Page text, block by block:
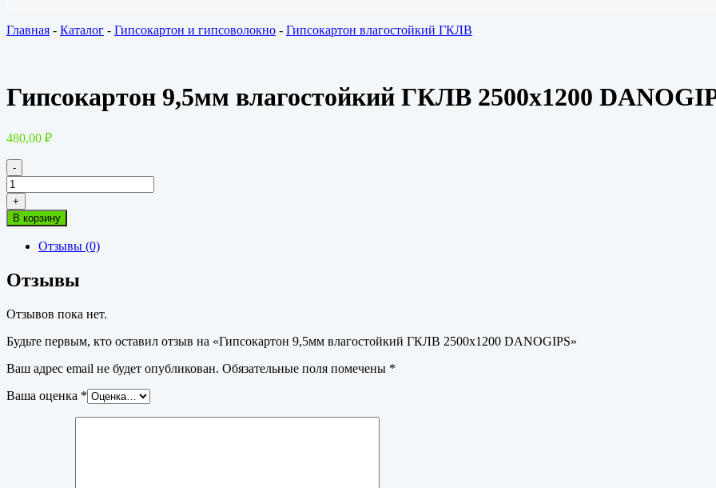
Главная - Каталог - Гипсокартон и гипсоволокно - Гипсокартон влагостойкий ГКЛВ
Гипсокартон 9,5мм влагостойкий ГКЛВ 2500х1200
480,00 ₽
-
Количество
товара
Гипсокартон
9,5мм
влагостойкий
ГКЛВ
DANOGIPS
+
В корзину
Отзывы (0)
Отзывы
Отзывов пока нет.
Будьте первым, кто оставил отзыв на «Гипсокартон 9,5мм влагостойкий ГКЛВ 2500х1200 DANOGIPS»
Ваш адрес email не будет опубликован. Обязательные поля помечены *
Ваша оценка *